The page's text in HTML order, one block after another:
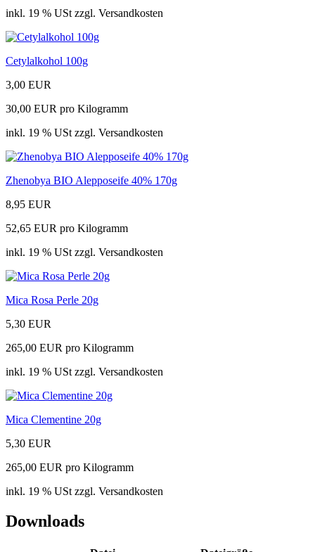
inkl. 19 % USt zzgl. Versandkosten
Cetylalkohol 100g
3,00 EUR
30,00 EUR pro Kilogramm
inkl. 19 % USt zzgl. Versandkosten
Zhenobya BIO Alepposeife 40% 170g
8,95 EUR
52,65 EUR pro Kilogramm
inkl. 19 % USt zzgl. Versandkosten
Mica Rosa Perle 20g
5,30 EUR
265,00 EUR pro Kilogramm
inkl. 19 % USt zzgl. Versandkosten
Mica Clementine 20g
5,30 EUR
265,00 EUR pro Kilogramm
inkl. 19 % USt zzgl. Versandkosten
Downloads